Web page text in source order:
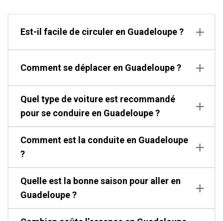
Est-il facile de circuler en Guadeloupe ?
Comment se déplacer en Guadeloupe ?
Quel type de voiture est recommandé
pour se conduire en Guadeloupe ?
Comment est la conduite en Guadeloupe
?
Quelle est la bonne saison pour aller en
Guadeloupe ?